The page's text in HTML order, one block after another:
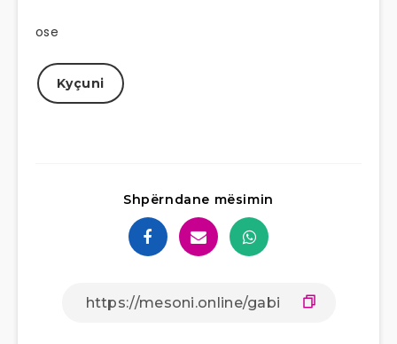
ose
Kyçuni
Shpërndane mësimin